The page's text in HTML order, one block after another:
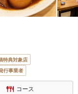
特典対象店
行事業者
コース